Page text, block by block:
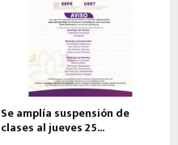
Se amplía suspensión de
clases al jueves 25...